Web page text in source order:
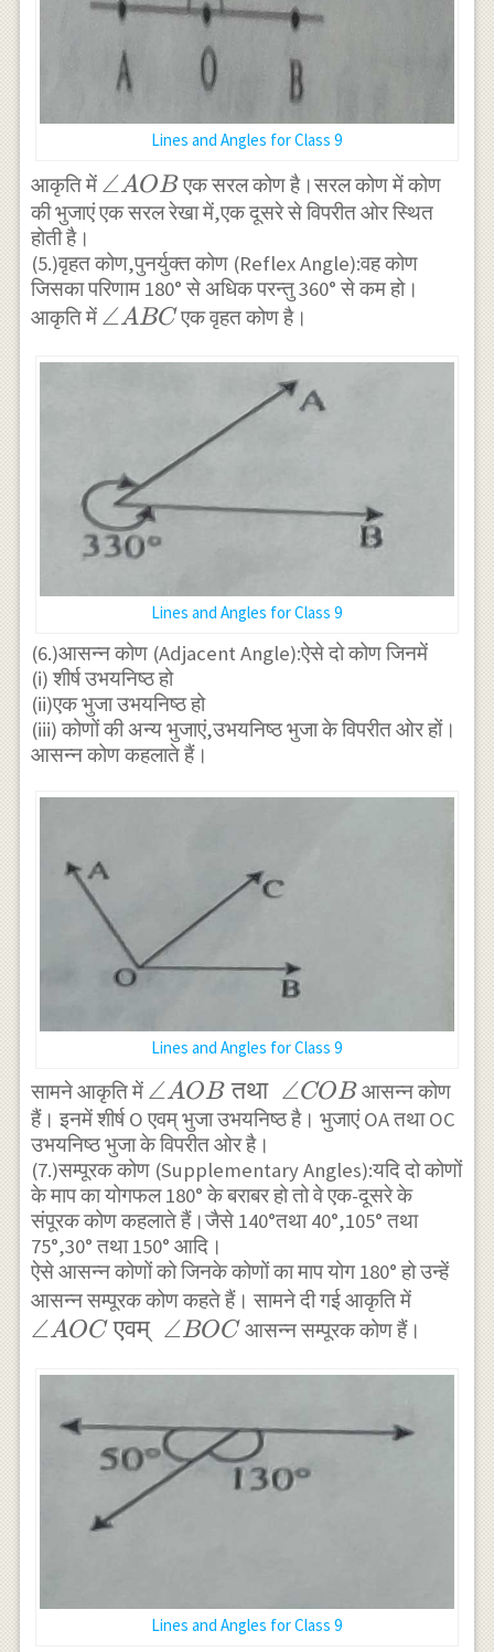
Lines and Angles for Class 9
आकृति में \angle
AOB
∠AOBएक सरल कोण है।सरल कोण में कोण
की भुजाएं एक सरल रेखा में,एक दूसरे से विपरीत ओर स्थित
होती है।
(5.)वृहत कोण,पुनर्युक्त कोण (Reflex Angle):वह कोण
जिसका परिणाम 180° से अधिक परन्तु 360° से कम हो।
आकृति में \angle
∠ABC एक वृहत कोण है।
Lines and Angles for Class 9
(6.)आसन्न कोण (Adjacent Angle):ऐसे दो कोण जिनमें
(i) शीर्ष उभयनिष्ठ हो
(ii)एक भुजा उभयनिष्ठ हो
(iii) कोणों की अन्य भुजाएं,उभयनिष्ठ भुजा के विपरीत ओर हों।
आसन्न कोण कहलाते हैं।
Lines and Angles for Class 9
सामने आकृति में \angle
AOB
\text
{ तथा
}
\angle
COB
∠AOB तथा ∠COB आसन्न कोण
हैं। इनमें शीर्ष O एवम् भुजा उभयनिष्ठ है। भुजाएं OA तथा OC
उभयनिष्ठ भुजा के विपरीत ओर है।
(7.)सम्पूरक कोण (Supplementary Angles):यदि दो कोणों
के माप का योगफल 180° के बराबर हो तो वे एक-दूसरे के
संपूरक कोण कहलाते हैं।जैसे 140°तथा 40°,105° तथा
75°,30° तथा 150° आदि।
ऐसे आसन्न कोणों को जिनके कोणों का माप योग 180° हो उन्हें
आसन्न सम्पूरक कोण कहते हैं। सामने दी गई आकृति में\angle
AOC
∠AOC एवम् ∠BOC आसन्न सम्पूरक कोण हैं।
Lines and Angles for Class 9